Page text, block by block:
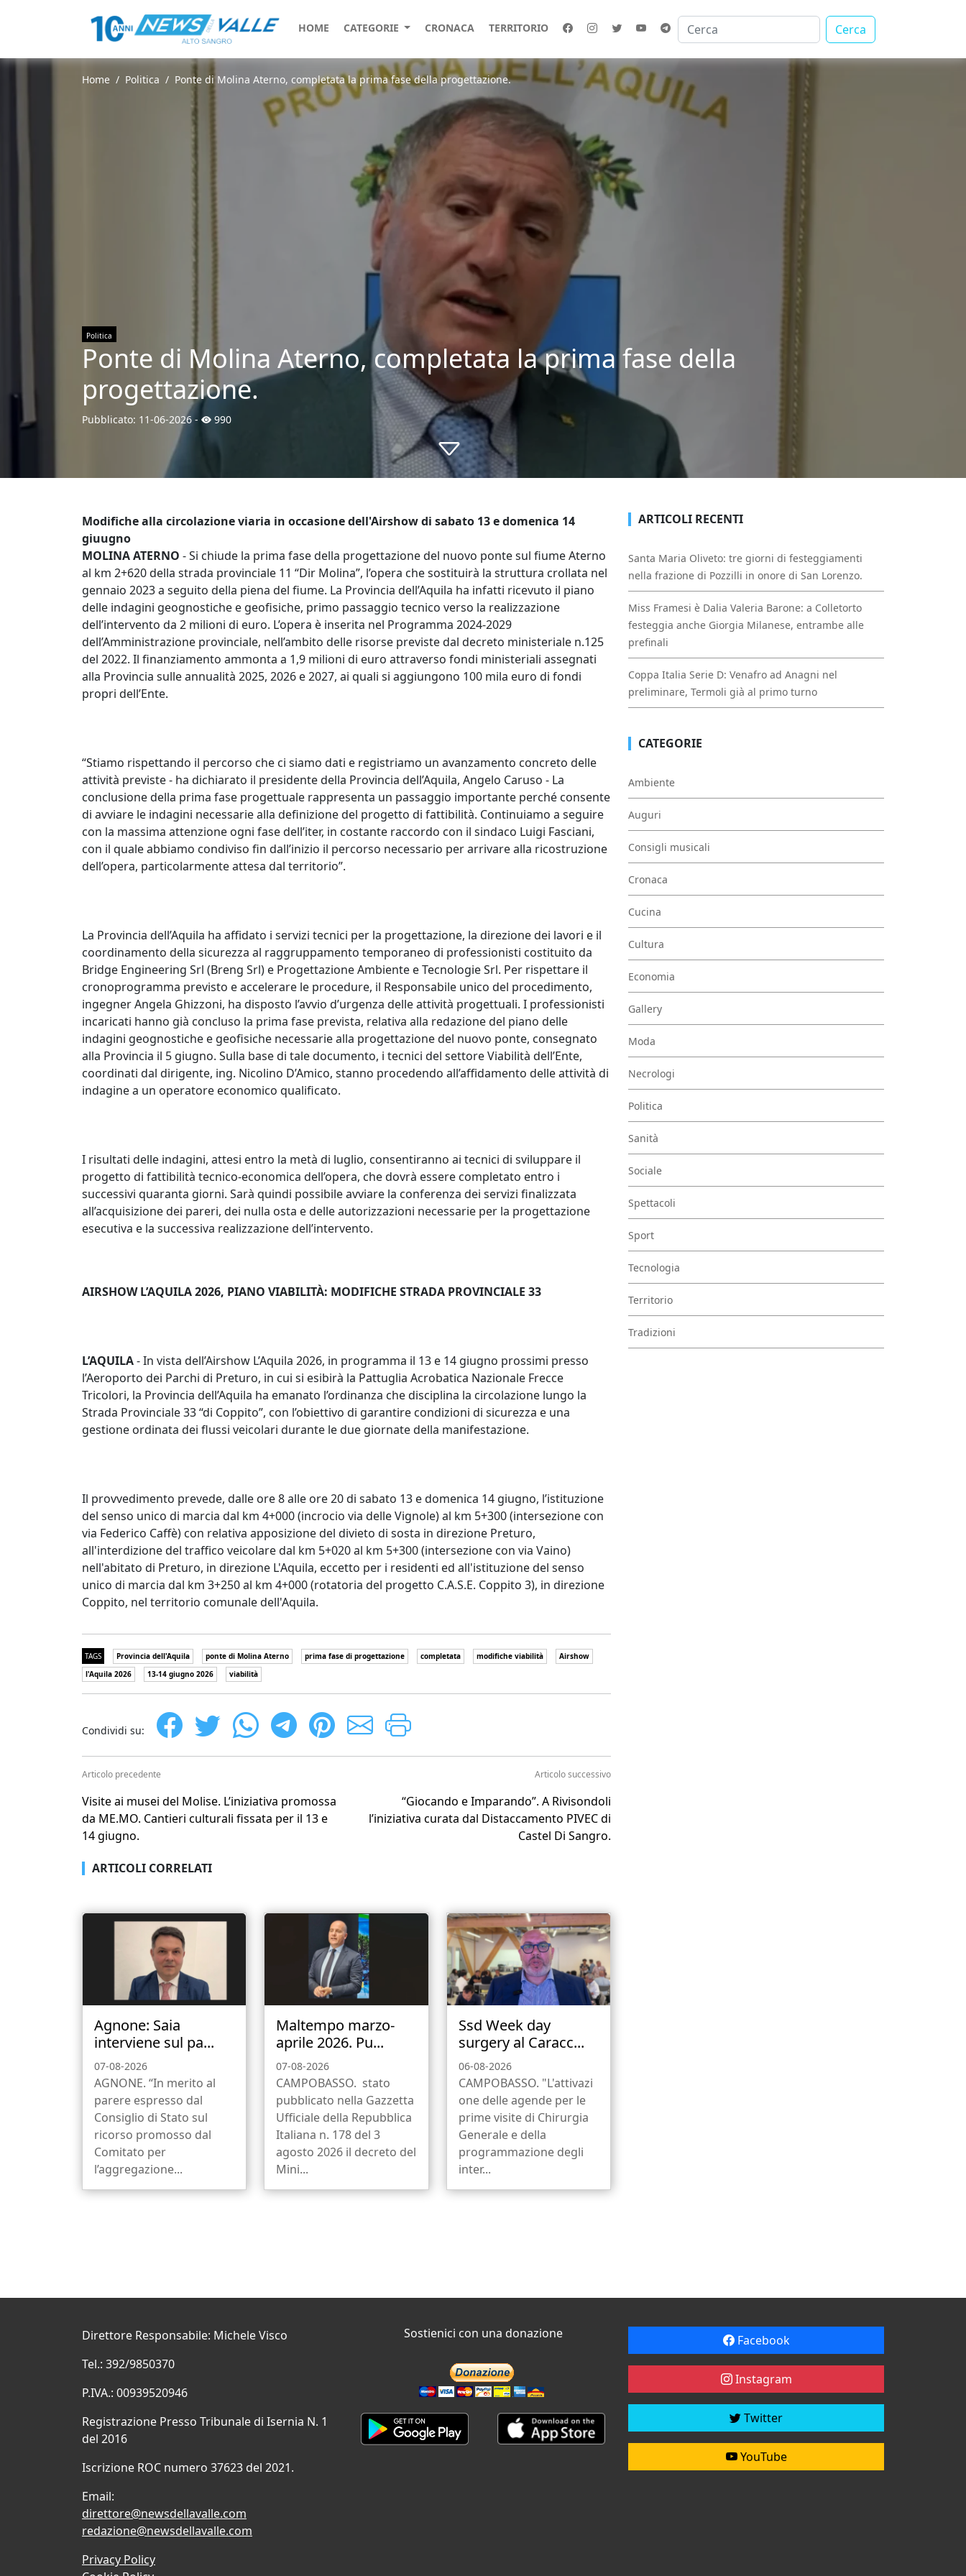
HOME CATEGORIE CRONACA TERRITORIO Cerca
Home Politica Ponte di Molina Aterno, completata la prima fase della progettazione.
Politica
Ponte di Molina Aterno, completata la prima fase della
progettazione.
Pubblicato: 11-06-2026 - 990
Modifiche alla circolazione viaria in occasione dell'Airshow di sabato 13 e domenica 14
giuugno
MOLINA ATERNO - Si chiude la prima fase della progettazione del nuovo ponte sul fiume Aterno
al km 2+620 della strada provinciale 11 “Dir Molina”, l’opera che sostituirà la struttura crollata nel
gennaio 2023 a seguito della piena del fiume. La Provincia dell’Aquila ha infatti ricevuto il piano
delle indagini geognostiche e geofisiche, primo passaggio tecnico verso la realizzazione
dell’intervento da 2 milioni di euro. L’opera è inserita nel Programma 2024-2029
dell’Amministrazione provinciale, nell’ambito delle risorse previste dal decreto ministeriale n.125
del 2022. Il finanziamento ammonta a 1,9 milioni di euro attraverso fondi ministeriali assegnati
alla Provincia sulle annualità 2025, 2026 e 2027, ai quali si aggiungono 100 mila euro di fondi
propri dell’Ente.
“Stiamo rispettando il percorso che ci siamo dati e registriamo un avanzamento concreto delle
attività previste - ha dichiarato il presidente della Provincia dell’Aquila, Angelo Caruso - La
conclusione della prima fase progettuale rappresenta un passaggio importante perché consente
di avviare le indagini necessarie alla definizione del progetto di fattibilità. Continuiamo a seguire
con la massima attenzione ogni fase dell’iter, in costante raccordo con il sindaco Luigi Fasciani,
con il quale abbiamo condiviso fin dall’inizio il percorso necessario per arrivare alla ricostruzione
dell’opera, particolarmente attesa dal territorio”.
La Provincia dell’Aquila ha affidato i servizi tecnici per la progettazione, la direzione dei lavori e il
coordinamento della sicurezza al raggruppamento temporaneo di professionisti costituito da
Bridge Engineering Srl (Breng Srl) e Progettazione Ambiente e Tecnologie Srl. Per rispettare il
cronoprogramma previsto e accelerare le procedure, il Responsabile unico del procedimento,
ingegner Angela Ghizzoni, ha disposto l’avvio d’urgenza delle attività progettuali. I professionisti
incaricati hanno già concluso la prima fase prevista, relativa alla redazione del piano delle
indagini geognostiche e geofisiche necessarie alla progettazione del nuovo ponte, consegnato
alla Provincia il 5 giugno. Sulla base di tale documento, i tecnici del settore Viabilità dell’Ente,
coordinati dal dirigente, ing. Nicolino D’Amico, stanno procedendo all’affidamento delle attività di
indagine a un operatore economico qualificato.
I risultati delle indagini, attesi entro la metà di luglio, consentiranno ai tecnici di sviluppare il
progetto di fattibilità tecnico-economica dell’opera, che dovrà essere completato entro i
successivi quaranta giorni. Sarà quindi possibile avviare la conferenza dei servizi finalizzata
all’acquisizione dei pareri, dei nulla osta e delle autorizzazioni necessarie per la progettazione
esecutiva e la successiva realizzazione dell’intervento.
AIRSHOW L’AQUILA 2026, PIANO VIABILITÀ: MODIFICHE STRADA PROVINCIALE 33
L’AQUILA- In vista dell’Airshow L’Aquila 2026, in programma il 13 e 14 giugno prossimi presso
l’Aeroporto dei Parchi di Preturo, in cui si esibirà la Pattuglia Acrobatica Nazionale Frecce
Tricolori, la Provincia dell’Aquila ha emanato l’ordinanza che disciplina la circolazione lungo la
Strada Provinciale 33 “di Coppito”, con l’obiettivo di garantire condizioni di sicurezza e una
gestione ordinata dei flussi veicolari durante le due giornate della manifestazione.
Il provvedimento prevede, dalle ore 8 alle ore 20 di sabato 13 e domenica 14 giugno, l’istituzione
del senso unico di marcia dal km 4+000 (incrocio via delle Vignole) al km 5+300 (intersezione con
via Federico Caffè) con relativa apposizione del divieto di sosta in direzione Preturo,
all'interdizione del traffico veicolare dal km 5+020 al km 5+300 (intersezione con via Vaino)
nell'abitato di Preturo, in direzione L'Aquila, eccetto per i residenti ed all'istituzione del senso
unico di marcia dal km 3+250 al km 4+000 (rotatoria del progetto C.A.S.E. Coppito 3), in direzione
Coppito, nel territorio comunale dell'Aquila.
TAGS Provincia dell'Aquila ponte di Molina Aterno prima fase di progettazione completata modifiche viabilità
Airshow
l'Aquila 2026
13-14 giugno 2026 viabilità
Condividi su:
Articolo precedente
Visite ai musei del Molise. L’iniziativa promossa
da ME.MO. Cantieri culturali fissata per il 13 e
14 giugno.
Articolo successivo
“Giocando e Imparando”. A Rivisondoli
l’iniziativa curata dal Distaccamento PIVEC di
Castel Di Sangro.
ARTICOLI CORRELATI
Agnone: Saia
interviene sul pa...
07-08-2026
AGNONE. “In merito al
parere espresso dal
Consiglio di Stato sul
ricorso promosso dal
Comitato per
l’aggregazione...
Maltempo marzo-
aprile 2026. Pu...
07-08-2026
CAMPOBASSO. stato
pubblicato nella Gazzetta
Ufficiale della Repubblica
Italiana n. 178 del 3
agosto 2026 il decreto del
Mini...
Ssd Week day
surgery al Caracc...
06-08-2026
CAMPOBASSO. "L'attivazi
one delle agende per le
prime visite di Chirurgia
Generale e della
programmazione degli
inter...
ARTICOLI RECENTI
Santa Maria Oliveto: tre giorni di festeggiamenti
nella frazione di Pozzilli in onore di San Lorenzo.
Miss Framesi è Dalia Valeria Barone: a Colletorto
festeggia anche Giorgia Milanese, entrambe alle
prefinali
Coppa Italia Serie D: Venafro ad Anagni nel
preliminare, Termoli già al primo turno
CATEGORIE
Ambiente
Auguri
Consigli musicali
Cronaca
Cucina
Cultura
Economia
Gallery
Moda
Necrologi
Politica
Sanità
Sociale
Spettacoli
Sport
Tecnologia
Territorio
Tradizioni
Direttore Responsabile: Michele Visco
Tel.: 392/9850370
P.IVA.: 00939520946
Registrazione Presso Tribunale di Isernia N. 1
del 2016
Iscrizione ROC numero 37623 del 2021.
Email:
direttore@newsdellavalle.com
redazione@newsdellavalle.com
Privacy Policy
Sostienici con una donazione Facebook
Instagram
Twitter
YouTube